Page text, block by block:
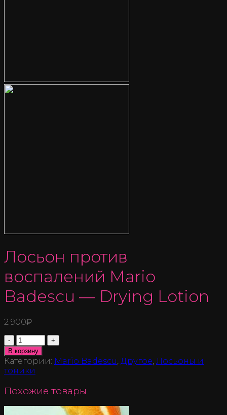
Лосьон против
воспалений Mario
Badescu — Drying Lotion
2 900₽
Количество
В корзину
Категории: Mario Badescu, Другое, Лосьоны и
тоники
Похожие товары